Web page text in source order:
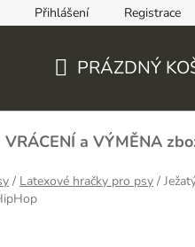
- zboží s vadou
Přihlášení Registrace
KOŠÍK
PRÁZDNÝ
VRÁCENÍ a VÝMĚNA
/ Latexové hračky pro psy /